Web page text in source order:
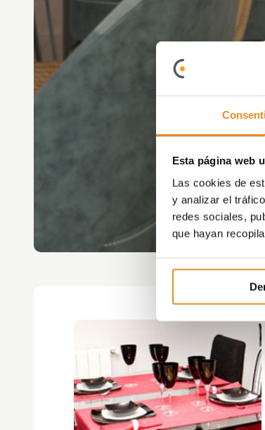
Esta página web
Las cookies de
y analizar el
redes sociales,
que hayan